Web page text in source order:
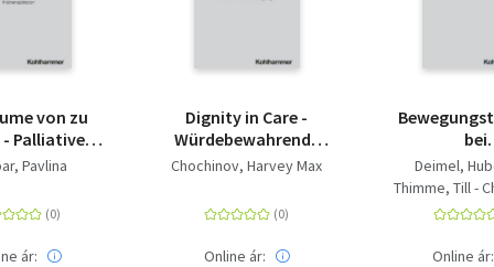
von zu
- Palliative
in der
Pavlina
ár:
Dignity in Care -
Würdebewahrende
Sorgekultur - Die
Gesundheitsversorgung
Chochinov, Harvey Max
Online ár:
bei
Konzepte -
Deimel,
Thimme, Till -
Chloé
Online ár: